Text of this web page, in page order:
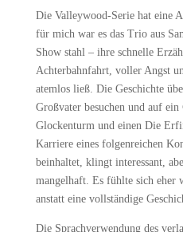
Die Valleywood-Serie hat eine
für mich war es das Trio aus
Show stahl – ihre schnelle
Achterbahnfahrt, voller Angst
atemlos ließ. Die Geschichte
Großvater besuchen und auf ein
Glockenturm und einen Die
Karriere eines folgenreichen
beinhaltet, klingt interessant,
mangelhaft. Es fühlte sich eher
anstatt eine vollständige
Die Sprachverwendung des